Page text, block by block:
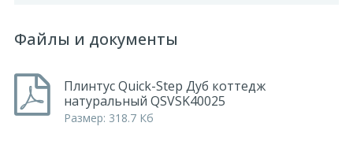
Файлы и документы
Плинтус Quick-Step Дуб коттедж
натуральный QSVSK40025
Размер: 318.7 Кб